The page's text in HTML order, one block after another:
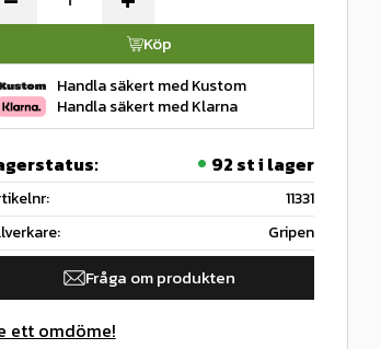
Köp
Handla säkert med Kustom
Handla säkert med Klarna
92 st i lager
11331
Gripen
Fråga om produkten
ett omdöme!